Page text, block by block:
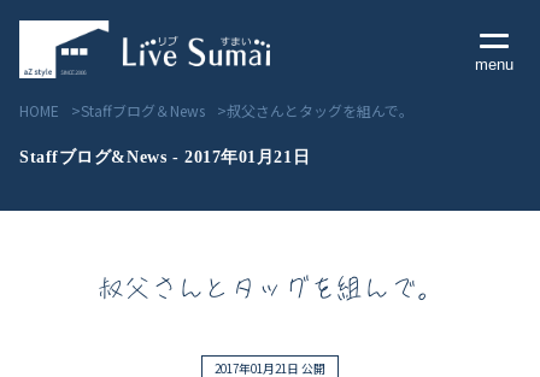
menu
Livesumai 住宅標準性能
HOME Staffブログ＆News 叔父さんとタッグを組んで。
Staffブログ&News - 2017年01月21日
叔父さんとタッグを組んで。
2017年01月21日 公開